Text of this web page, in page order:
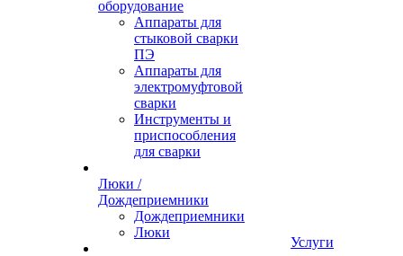
оборудование
Аппараты для
стыковой сварки
ПЭ
Аппараты для
электромуфтовой
сварки
Инструменты и
приспособления
для сварки
Люки /
Дождеприемники
Дождеприемники
Люки
Услуги